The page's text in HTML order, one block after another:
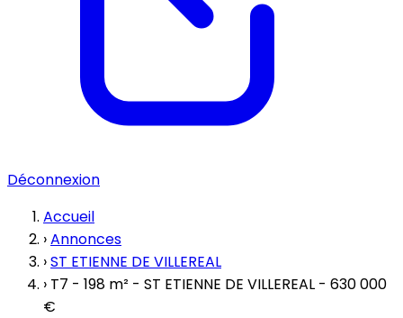
Déconnexion
Accueil
›Annonces
›ST ETIENNE DE VILLEREAL
› T7 - 198 m² - ST ETIENNE DE VILLEREAL - 630 000
€